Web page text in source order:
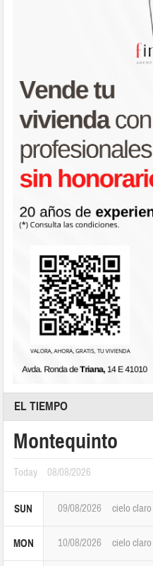
EL TIEMPO
Montequinto
Today 08/08/2026
SUN 09/08/2026 cielo claro
MON 10/08/2026 cielo claro